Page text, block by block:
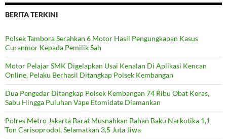
BERITA TERKINI
Polsek Tambora Serahkan 6 Motor Hasil Pengungkapan Kasus
Curanmor Kepada Pemilik Sah
Motor Pelajar SMK Digelapkan Usai Kenalan Di Aplikasi Kencan
Online, Pelaku Berhasil Ditangkap Polsek Kembangan
Dua Pengedar Ditangkap Polsek Kembangan 74 Ribu Obat Keras,
Sabu Hingga Puluhan Vape Etomidate Diamankan
Polres Metro Jakarta Barat Musnahkan Bahan Baku Narkotika 1,1
Ton Carisoprodol, Selamatkan 3,5 Juta Jiwa